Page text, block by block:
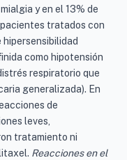
y en el 13% de
tratados con
como hipotensión
respiratorio que
generalizada). En
de
leves,
tratamiento ni
Reacciones en el